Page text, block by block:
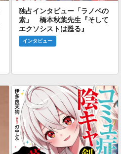
独占インタビュー「ラノベの
素」 橋本秋葉先生『そして
エクソシストは甦る』
インタビュー